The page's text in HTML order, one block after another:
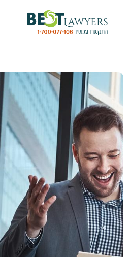
דיני משפחה
דיני עבודה
דיני תעבורה
מקרקעין נדל"ן
הוצאה לפועל